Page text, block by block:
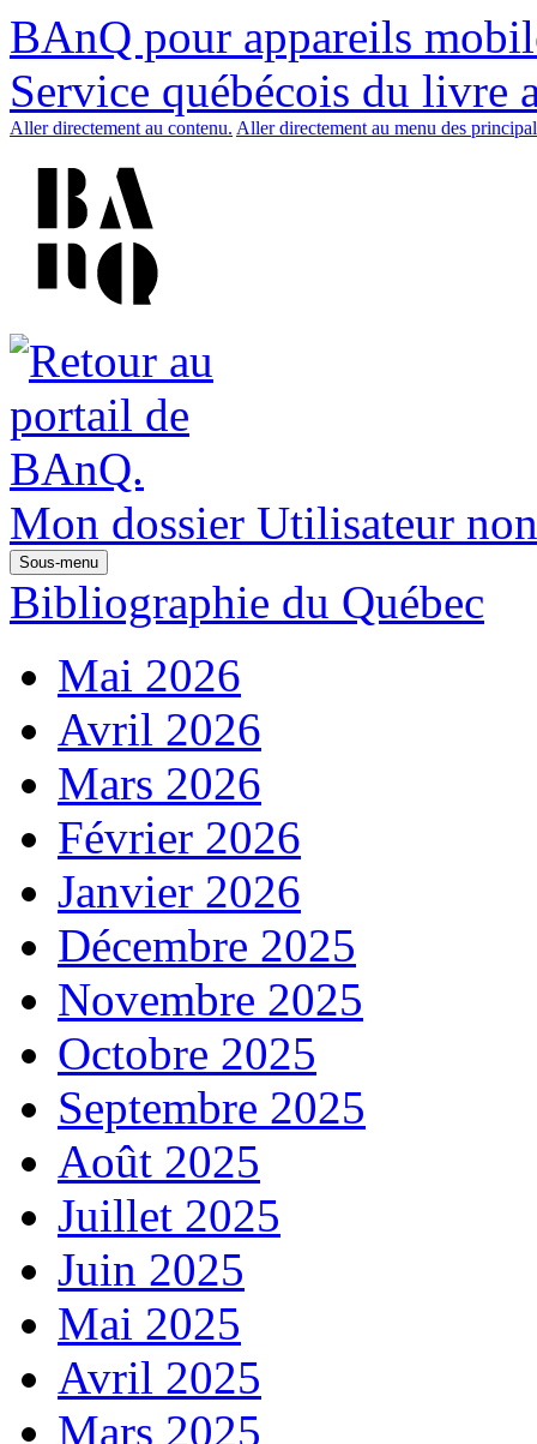
BAnQ pour appareils
Service québécois du livre
Aller directement au contenu. Aller directement au menu des
Mon dossier Utilisateur
Sous-menu
Bibliographie du Québec
Mai 2026
Avril 2026
Mars 2026
Février 2026
Janvier 2026
Décembre 2025
Novembre 2025
Octobre 2025
Septembre 2025
Août 2025
Juillet 2025
Juin 2025
Mai 2025
Avril 2025
Mars 2025